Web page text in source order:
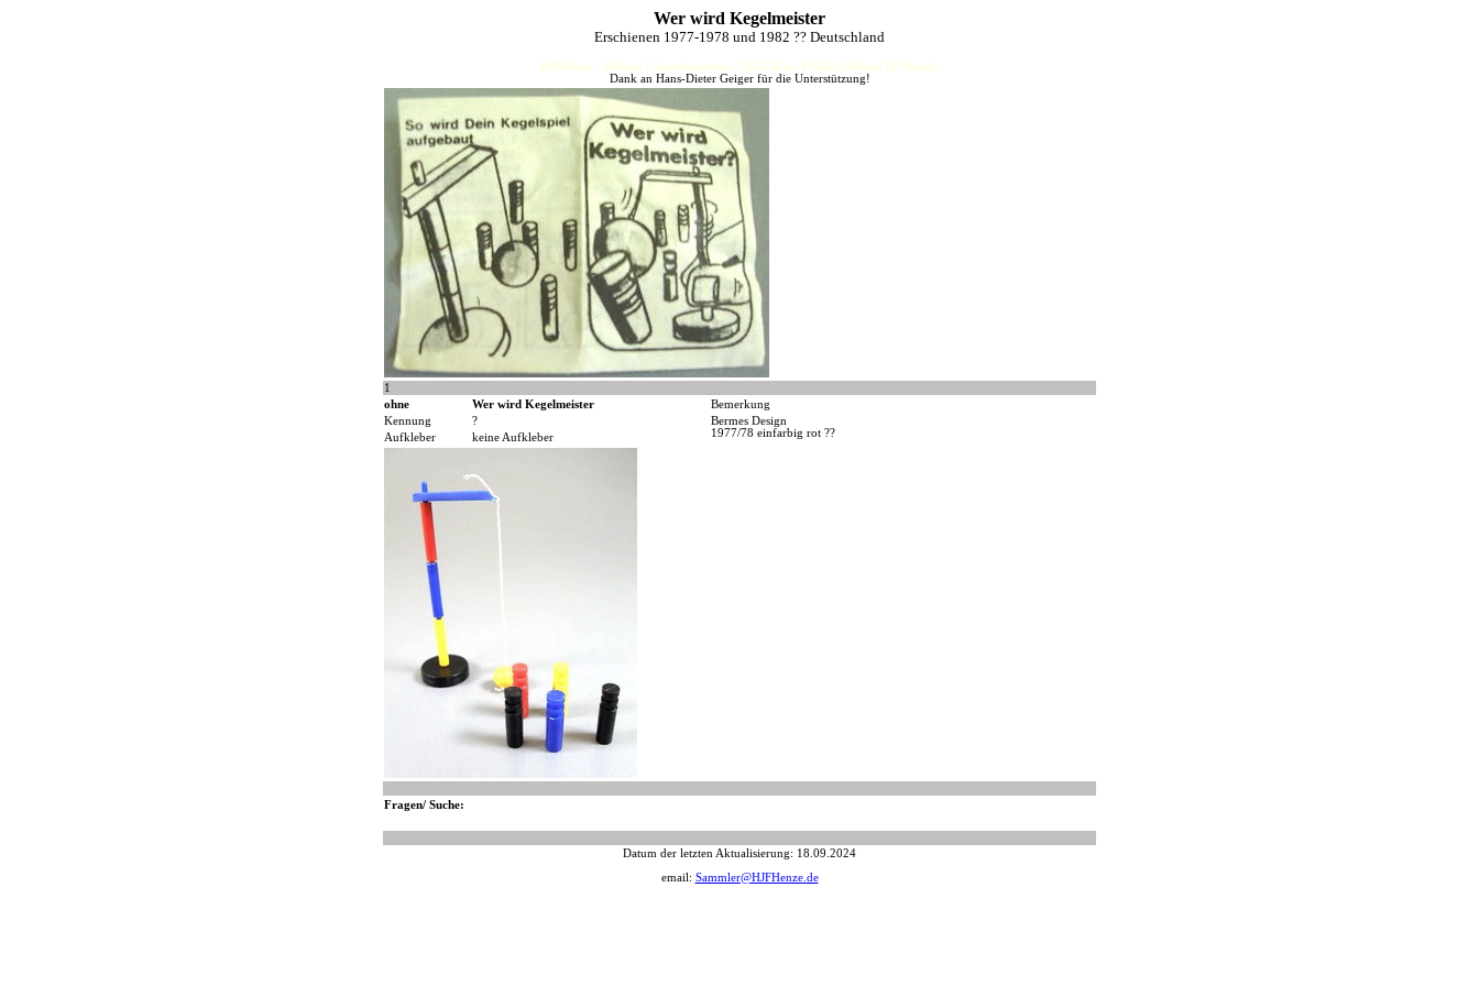
Wer wird Kegelmeister
Erschienen 1977-1978 und 1982 ?? Deutschland
HJFHenze - Helmut´s Sammlerseiten - Ue-Ei-Kat - FF-Kat (Helmut J.F.Henze)
Dank an Hans-Dieter Geiger für die Unterstützung!
1
ohne
Wer wird Kegelmeister
Bemerkung
Kennung
?
Bermes Design
1977/78 einfarbig rot ??
Aufkleber keine Aufkleber
Fragen/ Suche:
Datum der letzten Aktualisierung: 18.09.2024
email: Sammler@HJFHenze.de